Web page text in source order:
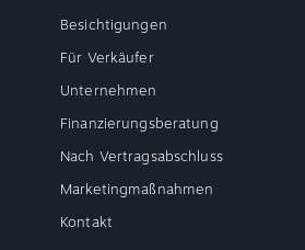
Besichtigungen
Für Verkäufer
Unternehmen
Finanzierungsberatung
Nach Vertragsabschluss
Marketingmaßnahmen
Kontakt